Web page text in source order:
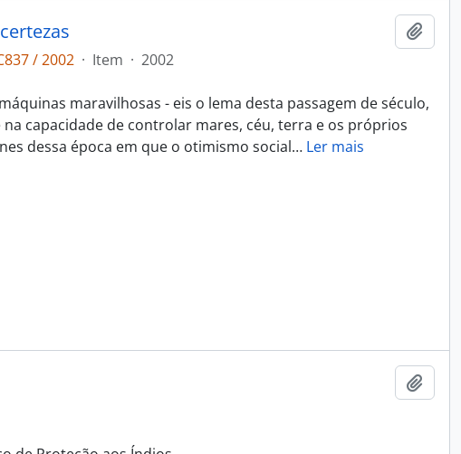
/ 2002 · Item · 2002
maravilhosas - eis o lema desta passagem de século,
capacidade de controlar mares, céu, terra e os próprios
dessa época em que o otimismo social… Ler mais